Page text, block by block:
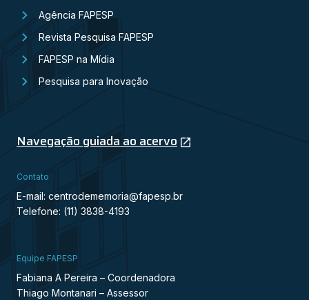
Agência FAPESP
Revista Pesquisa FAPESP
FAPESP na Mídia
Pesquisa para Inovação
Navegação guiada ao acervo
Contato
E-mail: centrodememoria@fapesp.br
Telefone: (11) 3838-4193
Equipe FAPESP
Fabiana A Pereira – Coordenadora
Thiago Montanari – Assessor